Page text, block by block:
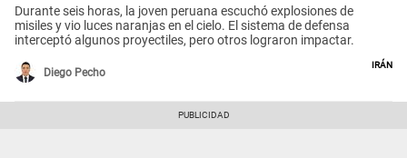
Durante seis horas, la joven peruana escuchó explosiones de
misiles y vio luces naranjas en el cielo. El sistema de defensa
interceptó algunos proyectiles, pero otros lograron impactar.
Diego Pecho
Irán